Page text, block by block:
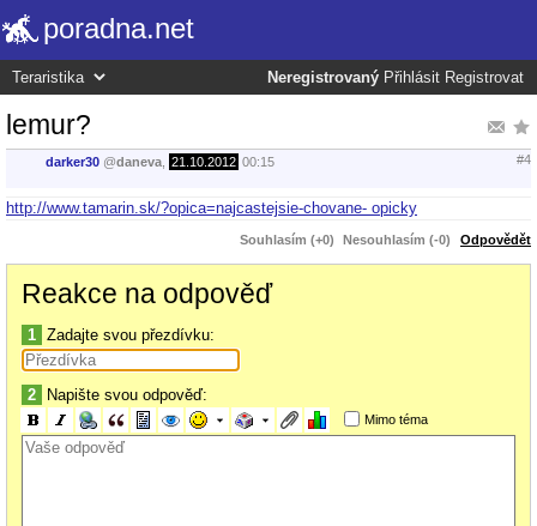
poradna.net
Neregistrovaný Přihlásit Registrovat
lemur?
darker30 @daneva 21.10.2012 00:15 #4
http://www.tamarin.sk/?opica=najcastejsie-chovane- opicky
Souhlasím (+0) Nesouhlasím (-0) Odpovědět
Reakce na odpověď
1 Zadajte svou přezdívku:
2 Napište svou odpověď:
Mimo téma